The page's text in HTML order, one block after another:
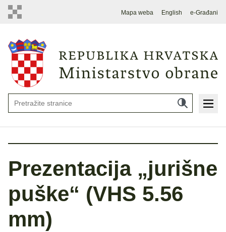
Mapa weba English e-Građani
Prezentacija „jurišne
puške“ (VHS 5.56
mm)